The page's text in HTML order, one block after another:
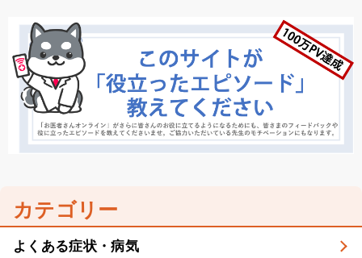
カテゴリー
よくある症状・病気